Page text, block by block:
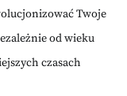
Twoje
od wieku
czasach